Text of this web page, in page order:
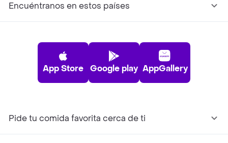
Encuéntranos en estos países
App Store Google play AppGallery
Pide tu comida favorita cerca de ti